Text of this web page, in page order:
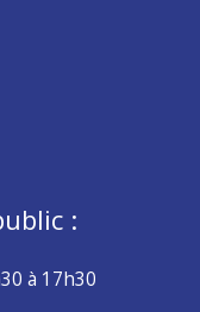
:
à 17h30